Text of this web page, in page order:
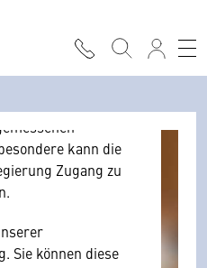
technische
Anbietern
kann die
Zugang zu
Sie können diese